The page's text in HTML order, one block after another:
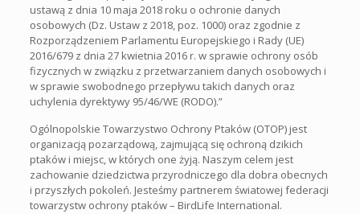
ustawą z dnia 10 maja 2018 roku o ochronie danych
osobowych (Dz. Ustaw z 2018, poz. 1000) oraz zgodnie z
Rozporządzeniem Parlamentu Europejskiego i Rady (UE)
2016/679 z dnia 27 kwietnia 2016 r. w sprawie ochrony osób
fizycznych w związku z przetwarzaniem danych osobowych i
w sprawie swobodnego przepływu takich danych oraz
uchylenia dyrektywy 95/46/WE (RODO).”
Ogólnopolskie Towarzystwo Ochrony Ptaków (OTOP) jest
organizacją pozarządową, zajmującą się ochroną dzikich
ptaków i miejsc, w których one żyją. Naszym celem jest
zachowanie dziedzictwa przyrodniczego dla dobra obecnych
i przyszłych pokoleń. Jesteśmy partnerem światowej federacji
towarzystw ochrony ptaków – BirdLife International.